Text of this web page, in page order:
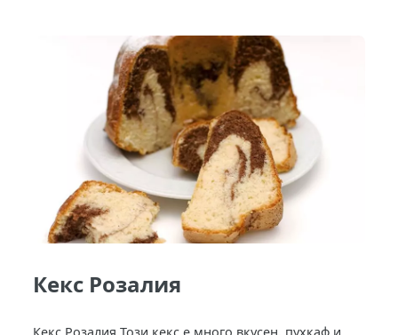
Кекс Розалия
Кекс Розалия Този кекс е много вкусен, пухкаф и